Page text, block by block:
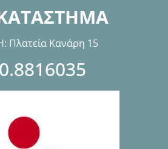
Πλατεία Κανάρη 15